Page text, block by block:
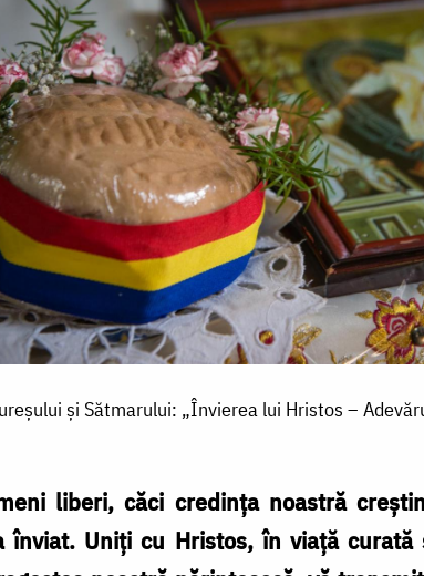
și Sătmarului: „Învierea lui Hristos –
liberi, căci credința noastră
înviat. Uniți cu Hristos, în viață